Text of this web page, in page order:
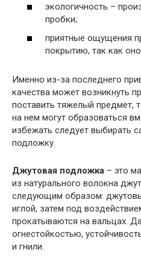
экологичность –
пробки;
приятные ощущения
покрытию, так как
Именно из-за последнего
качества может возникнуть
поставить тяжелый предмет,
на нем могут образоваться
избежать следует выбирать
подложку.
Джутовая подложка – это
из натурального волокна
следующим образом:
иглой, затем под
прокатываются на вальцах.
огнестойкостью,
и гнили.